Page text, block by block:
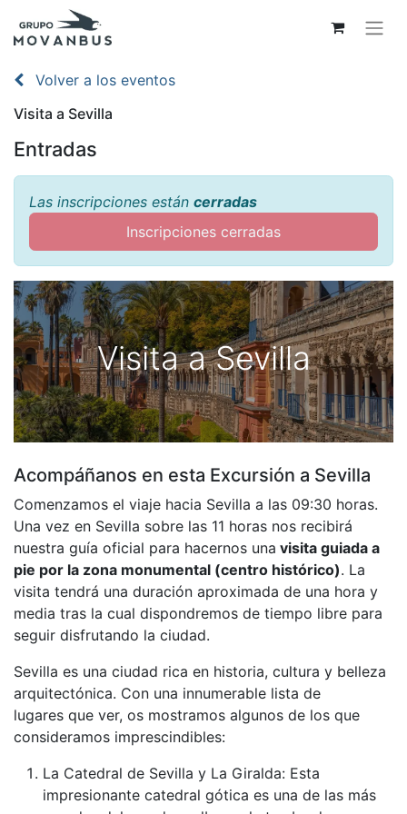
Volver a los eventos
Visita a Sevilla
Entradas
Las inscripciones están cerradas
Inscripciones cerradas
Visita a Sevilla
Acompáñanos en esta Excursión a Sevilla
Comenzamos el viaje hacia Sevilla a las 09:30 horas.
Una vez en Sevilla sobre las 11 horas nos recibirá
nuestra guía oficial para hacernos una visita guiada a
pie por la zona monumental (centro histórico). La
visita tendrá una duración aproximada de una hora y
media tras la cual dispondremos de tiempo libre para
seguir disfrutando la ciudad.
Sevilla es una ciudad rica en historia, cultura y belleza
arquitectónica. Con una innumerable lista de
lugares que ver, os mostramos algunos de los que
consideramos imprescindibles:
La Catedral de Sevilla y La Giralda: Esta
impresionante catedral gótica es una de las más